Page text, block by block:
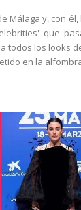
Málaga y, con
que
todos los looks
en la